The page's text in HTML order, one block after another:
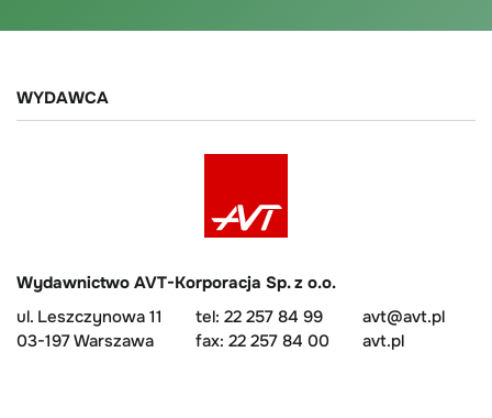
WYDAWCA
Wydawnictwo AVT-Korporacja Sp. z o.o.
ul. Leszczynowa 11
03-197 Warszawa
tel: 22 257 84 99
fax: 22 257 84 00
avt@avt.pl
avt.pl